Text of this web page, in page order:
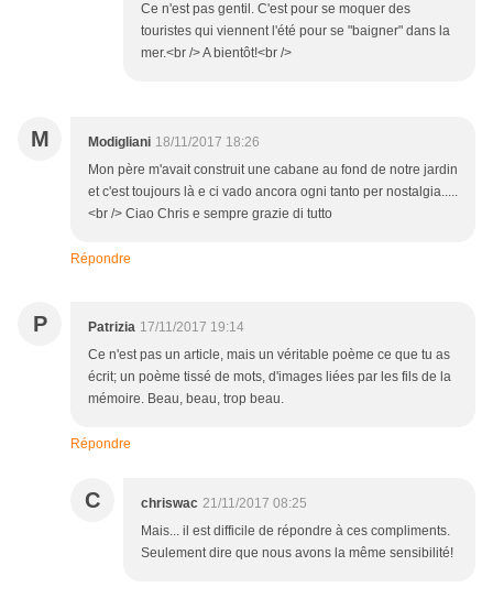
Ce n'est pas gentil. C'est pour se moquer des
touristes qui viennent l'été pour se "baigner" dans la
mer.<br /> A bientôt!<br />
M Modigliani 18/11/2017 18:26
Mon père m'avait construit une cabane au fond de notre jardin
et c'est toujours là e ci vado ancora ogni tanto per nostalgia.....
<br /> Ciao Chris e sempre grazie di tutto
Répondre
P Patrizia 17/11/2017 19:14
Ce n'est pas un article, mais un véritable poème ce que tu as
écrit; un poème tissé de mots, d'images liées par les fils de la
mémoire. Beau, beau, trop beau.
Répondre
C chriswac 21/11/2017 08:25
Mais... il est difficile de répondre à ces compliments.
Seulement dire que nous avons la même sensibilité!